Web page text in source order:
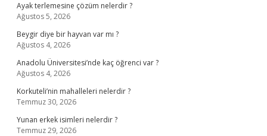
Ayak terlemesine çözüm nelerdir ?
Ağustos 5, 2026
Beygir diye bir hayvan var mı ?
Ağustos 4, 2026
Anadolu Üniversitesi’nde kaç öğrenci var ?
Ağustos 4, 2026
Korkuteli’nin mahalleleri nelerdir ?
Temmuz 30, 2026
Yunan erkek isimleri nelerdir ?
Temmuz 29, 2026